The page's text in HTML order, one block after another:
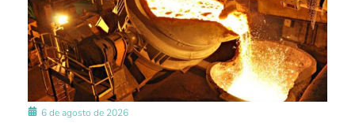
6 de agosto de 2026